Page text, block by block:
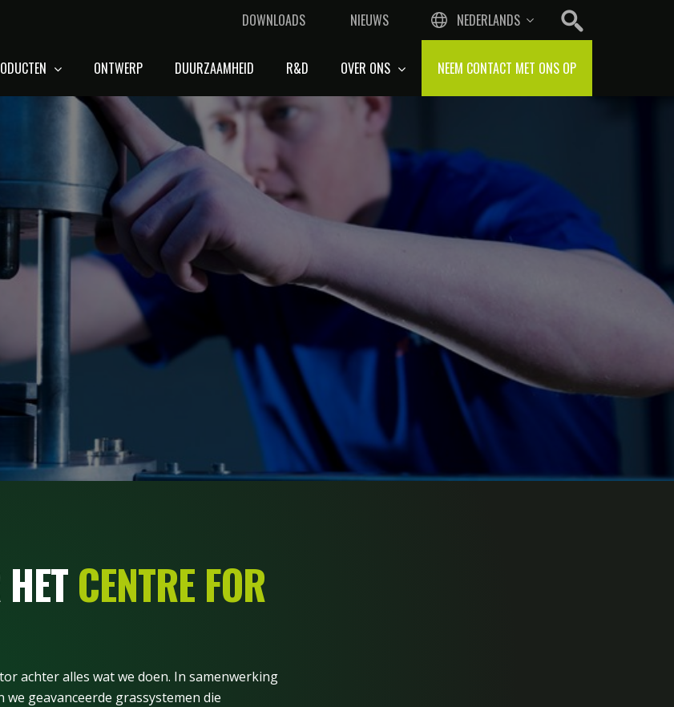
DOWNLOADS NIEUWS NEDERLANDS
ONTWERP DUURZAAMHEID R&D OVER ONS NEEM CONTACT MET ONS OP
CENTRE FOR
achter alles wat we doen. In samenwerking
we geavanceerde grassystemen die